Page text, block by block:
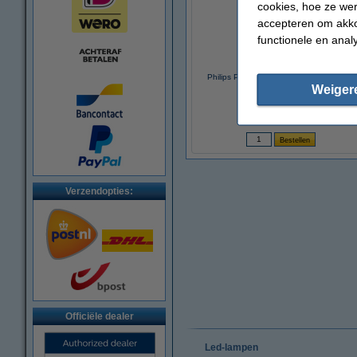
Verzendopties:
Officiële dealer
Philips P21W (BA15s) Vision (12V, 21W)
€ 1,95
Led-lampen
cookies, hoe ze
accepteren om
functionele en